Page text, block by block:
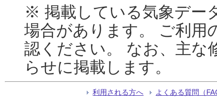
※ 掲載している気象デー
場合があります。 ご利用
認ください。 なお、主な
らせに掲載します。
利用される方へ よくある質問（